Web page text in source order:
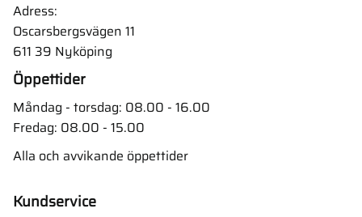
Adress:
Oscarsbergsvägen 11
611 39 Nyköping
Öppettider
Måndag - torsdag: 08.00 - 16.00
Fredag: 08.00 - 15.00
Alla och avvikande öppettider
Kundservice